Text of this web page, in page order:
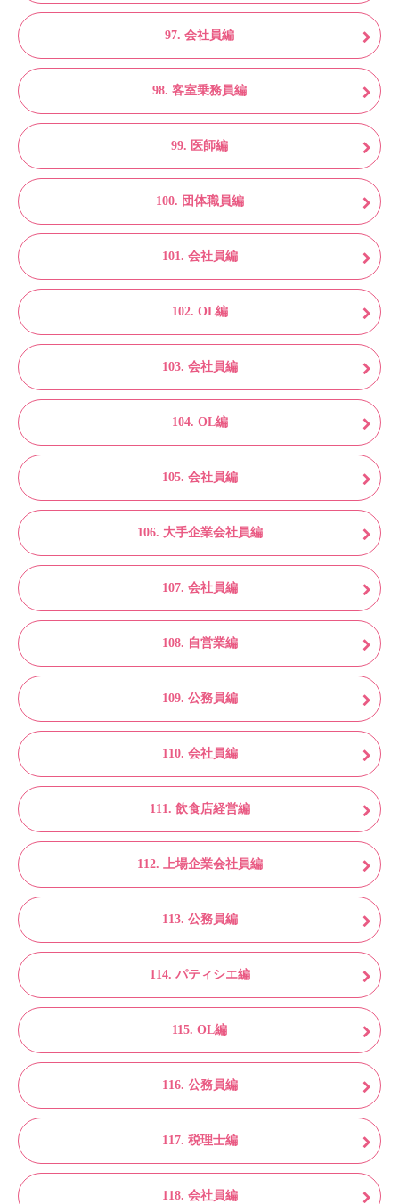
97. 会社員編
98. 客室乗務員編
99. 医師編
100. 団体職員編
101. 会社員編
102. OL編
103. 会社員編
104. OL編
105. 会社員編
106. 大手企業会社員編
107. 会社員編
108. 自営業編
109. 公務員編
110. 会社員編
111. 飲食店経営編
112. 上場企業会社員編
113. 公務員編
114. パティシエ編
115. OL編
116. 公務員編
117. 税理士編
118. 会社員編